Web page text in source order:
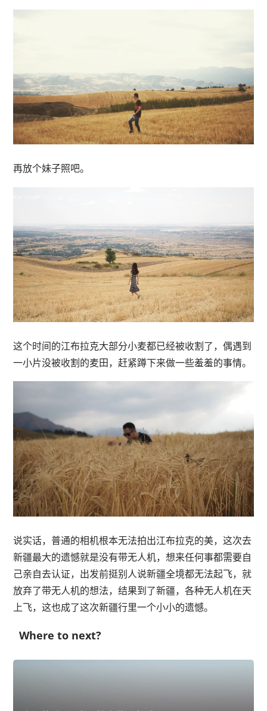
再放个妹子照吧。
这个时间的江布拉克大部分小麦都已经被收割了，偶遇到
一小片没被收割的麦田，赶紧蹲下来做一些羞羞的事情。
说实话，普通的相机根本无法拍出江布拉克的美，这次去
新疆最大的遗憾就是没有带无人机，想来任何事都需要自
己亲自去认证，出发前挺别人说新疆全境都无法起飞，就
放弃了带无人机的想法，结果到了新疆，各种无人机在天
上飞，这也成了这次新疆行里一个小小的遗憾。
Where to next?